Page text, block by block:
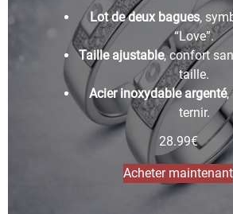
Lot de deux bagues,
“Love”.
Taille ajustable, confort
taille.
Acier inoxydable argenté,
ternir.
28.99€
Acheter maintenant